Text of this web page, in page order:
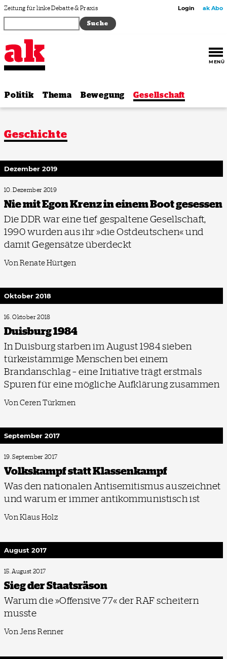
Zum Inhalt springen
Zeitung für linke Debatte & Praxis Login ak Abo
MENÜ
Politik Thema Bewegung Gesellschaft
Geschichte
Dezember 2019
10. Dezember 2019
Nie mit Egon Krenz in einem Boot gesessen
Die DDR war eine tief gespaltene Gesellschaft,
1990 wurden aus ihr »die Ostdeutschen« und
damit Gegensätze überdeckt
Von Renate Hürtgen
Oktober 2018
16. Oktober 2018
Duisburg 1984
In Duisburg starben im August 1984 sieben
türkeistämmige Menschen bei einem
Brandanschlag – eine Initiative trägt erstmals
Spuren für eine mögliche Aufklärung zusammen
Von Ceren Türkmen
September 2017
19. September 2017
Volkskampf statt Klassenkampf
Was den nationalen Antisemitismus auszeichnet
und warum er immer antikommunistisch ist
Von Klaus Holz
August 2017
15. August 2017
Sieg der Staatsräson
Warum die »Offensive 77« der RAF scheitern
musste
Von Jens Renner